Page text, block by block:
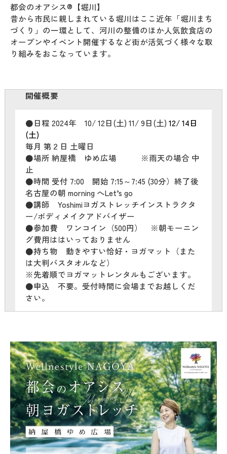
都会のオアシス®︎【堀川】
昔から市民に親しまれている堀川はここ近年「堀川まち
づくり」の一環として、河川の整備のほか人気飲食店の
オープンやイベント開催するなど街が活気づく様々な取
り組みをおこなっています。
開催概要
●日程 2024年 10/ 12日(土) 11/ 9日(土) 12/ 14日
(土)
毎月 第２日 土曜日
●場所 納屋橋 ゆめ広場 ※雨天の場合 中
止
●時間 受付 7:00 開始 7:15～7:45 (30分）終了後
名古屋の朝 morning へLet’s go
●講師 Yoshimiヨガストレッチインストラクタ
ー/ボディメイクアドバイザー
●参加費 ワンコイン（500円） ※朝モーニン
グ費用ははいっておりません
●持ち物 動きやすい恰好・ヨガマット（また
は大判バスタオルなど）
※先着順でヨガマットレンタルもございます。
●申込 不要。受付時間に会場までお越しくだ
さい。